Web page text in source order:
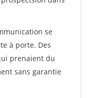
se
à porte. Des
prenaient du
sans garantie